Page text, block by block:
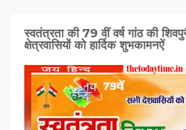
स्वतंत्रता की 79 वीं वर्ष गांठ की
क्षेत्रवासियों को हार्दिक शुभकामनऐं